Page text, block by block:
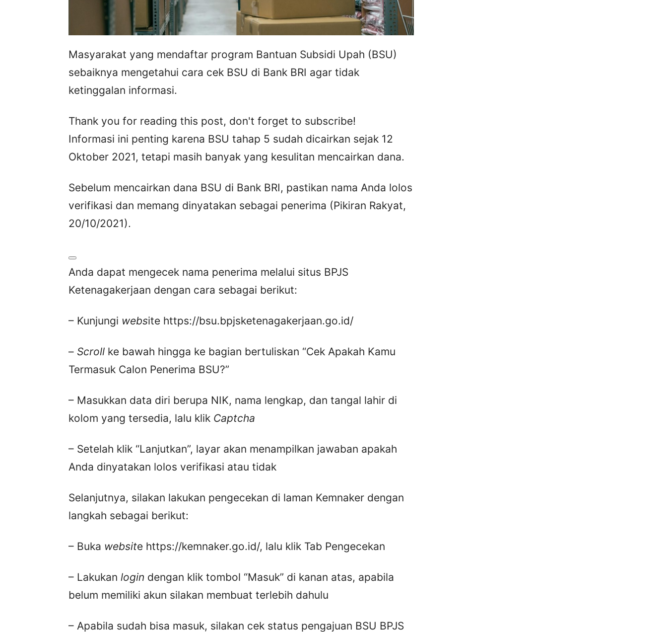
Masyarakat yang mendaftar program Bantuan Subsidi Upah (BSU)
sebaiknya mengetahui cara cek BSU di Bank BRI agar tidak
ketinggalan informasi.
Thank you for reading this post, don't forget to subscribe!
Informasi ini penting karena BSU tahap 5 sudah dicairkan sejak 12
Oktober 2021, tetapi masih banyak yang kesulitan mencairkan dana.
Sebelum mencairkan dana BSU di Bank BRI, pastikan nama Anda lolos
verifikasi dan memang dinyatakan sebagai penerima (Pikiran Rakyat,
20/10/2021).
Anda dapat mengecek nama penerima melalui situs BPJS
Ketenagakerjaan dengan cara sebagai berikut:
– Kunjungi website https://bsu.bpjsketenagakerjaan.go.id/
– Scroll ke bawah hingga ke bagian bertuliskan “Cek Apakah Kamu
Termasuk Calon Penerima BSU?”
– Masukkan data diri berupa NIK, nama lengkap, dan tangal lahir di
kolom yang tersedia, lalu klik Captcha
– Setelah klik “Lanjutkan”, layar akan menampilkan jawaban apakah
Anda dinyatakan lolos verifikasi atau tidak
Selanjutnya, silakan lakukan pengecekan di laman Kemnaker dengan
langkah sebagai berikut:
– Buka website https://kemnaker.go.id/, lalu klik Tab Pengecekan
– Lakukan login dengan klik tombol “Masuk” di kanan atas, apabila
belum memiliki akun silakan membuat terlebih dahulu
– Apabila sudah bisa masuk, silakan cek status pengajuan BSU BPJS